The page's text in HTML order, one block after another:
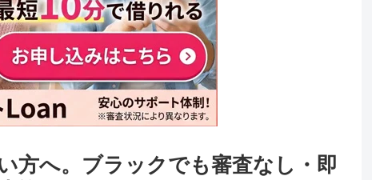
方へ。ブラックでも審査なし・即